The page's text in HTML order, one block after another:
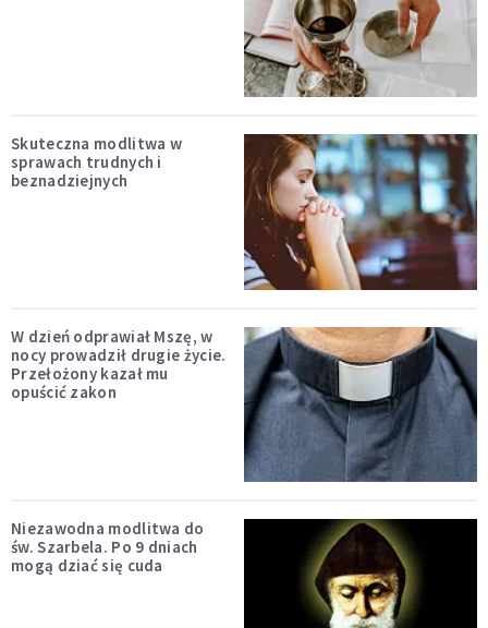
Skuteczna modlitwa w
sprawach trudnych i
beznadziejnych
W dzień odprawiał Mszę, w
nocy prowadził drugie życie.
Przełożony kazał mu
opuścić zakon
Niezawodna modlitwa do
św. Szarbela. Po 9 dniach
mogą dziać się cuda